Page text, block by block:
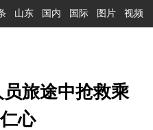
山东 国内 国际 图片 视频
旅途中抢救乘
心